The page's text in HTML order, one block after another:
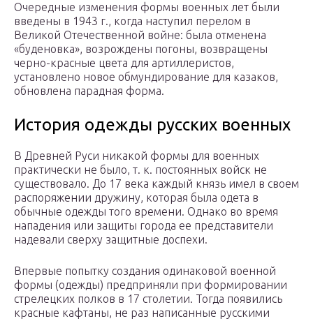
Очередные изменения формы военных лет были
введены в 1943 г., когда наступил перелом в
Великой Отечественной войне: была отменена
«буденовка», возрождены погоны, возвращены
черно-красные цвета для артиллеристов,
установлено новое обмундирование для казаков,
обновлена парадная форма.
История одежды русских военных
В Древней Руси никакой формы для военных
практически не было, т. к. постоянных войск не
существовало. До 17 века каждый князь имел в своем
распоряжении дружину, которая была одета в
обычные одежды того времени. Однако во время
нападения или защиты города ее представители
надевали сверху защитные доспехи.
Впервые попытку создания одинаковой военной
формы (одежды) предприняли при формировании
стрелецких полков в 17 столетии. Тогда появились
красные кафтаны, не раз написанные русскими